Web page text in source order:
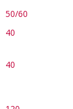
50/60
40
40